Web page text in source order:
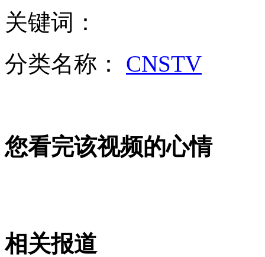
山西运城恶犬咬伤多人 警民合力深夜将其击毙
外交部：反对强权政治霸凌主义
关键词：
分类名称： CNSTV
您看完该视频的心情
相关报道